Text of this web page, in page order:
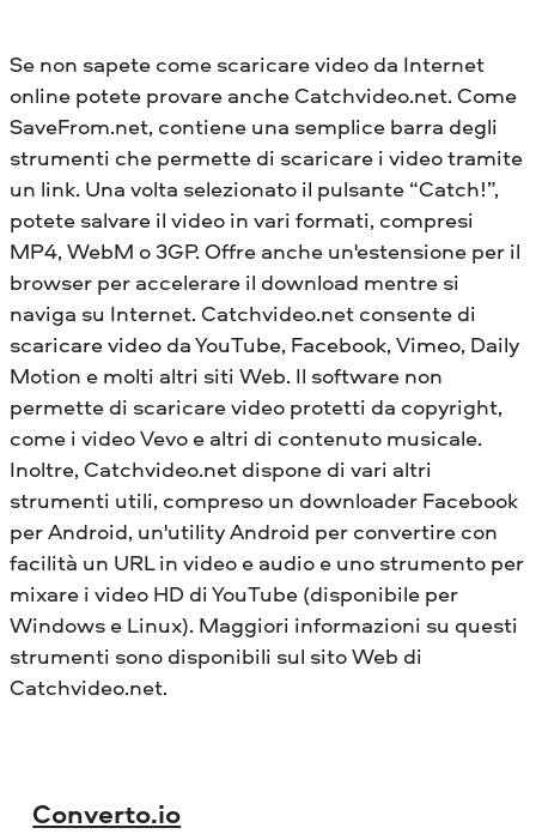
Se non sapete come scaricare video da Internet
online potete provare anche Catchvideo.net. Come
SaveFrom.net, contiene una semplice barra degli
strumenti che permette di scaricare i video tramite
un link. Una volta selezionato il pulsante “Catch!”,
potete salvare il video in vari formati, compresi
MP4, WebM o 3GP. Offre anche un'estensione per il
browser per accelerare il download mentre si
naviga su Internet. Catchvideo.net consente di
scaricare video da YouTube, Facebook, Vimeo, Daily
Motion e molti altri siti Web. Il software non
permette di scaricare video protetti da copyright,
come i video Vevo e altri di contenuto musicale.
Inoltre, Catchvideo.net dispone di vari altri
strumenti utili, compreso un downloader Facebook
per Android, un'utility Android per convertire con
facilità un URL in video e audio e uno strumento per
mixare i video HD di YouTube (disponibile per
Windows e Linux). Maggiori informazioni su questi
strumenti sono disponibili sul sito Web di
Catchvideo.net.
Converto.io